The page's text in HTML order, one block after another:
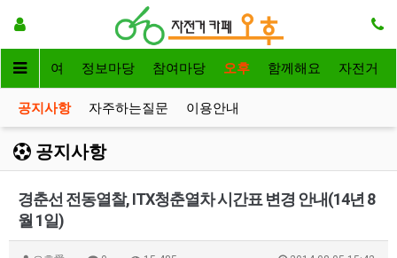
전거대여 정보마당 참여마당 오후 함께해요 자전거
공지사항 자주하는질문 이용안내
공지사항
경춘선 전동열찰, ITX청춘열차 시간표 변경 안내(14년 8
월 1일)